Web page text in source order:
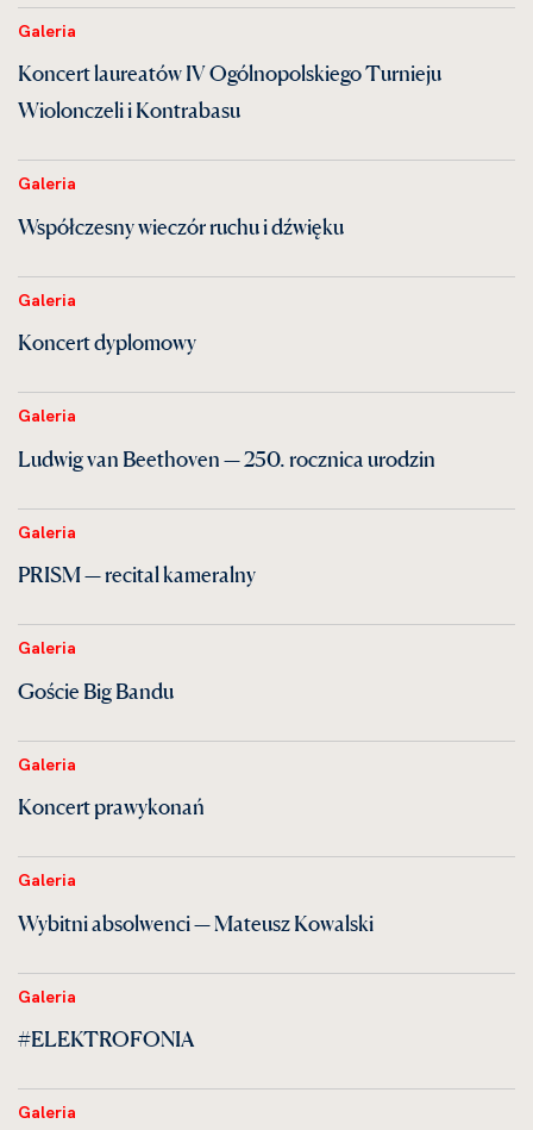
Galeria
Koncert laureatów IV Ogólnopolskiego Turnieju
Wiolonczeli i Kontrabasu
Galeria
Współczesny wieczór ruchu i dźwięku
Galeria
Koncert dyplomowy
Galeria
Ludwig van Beethoven — 250. rocznica urodzin
Galeria
PRISM — recital kameralny
Galeria
Goście Big Bandu
Galeria
Koncert prawykonań
Galeria
Wybitni absolwenci — Mateusz Kowalski
Galeria
#ELEKTROFONIA
Galeria